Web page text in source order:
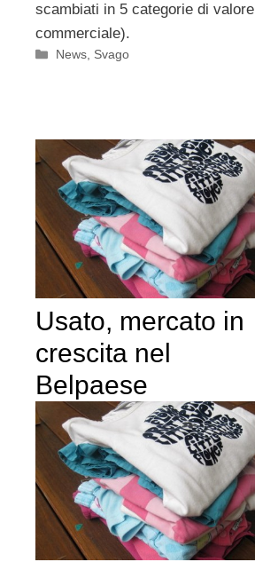
scambiati in 5 categorie di valore
commerciale).
Categorie
News, Svago
Usato, mercato in
crescita nel
Belpaese